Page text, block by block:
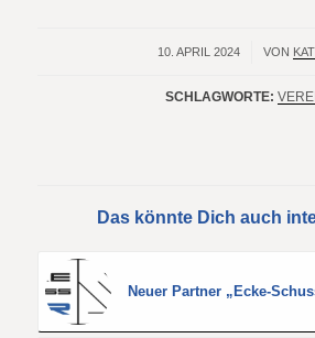
10. APRIL 2024
/ VON
SCHLAGWORTE:
Das könnte Dich auch
Neuer Partner „Ecke-